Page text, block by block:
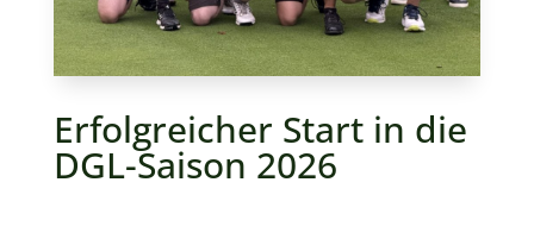
Erfolgreicher Start in die
DGL-Saison 2026